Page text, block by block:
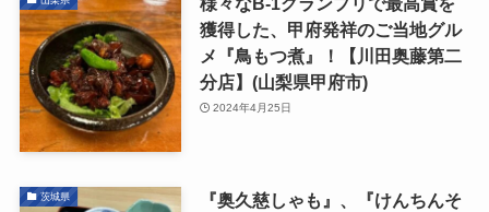
獲得した、甲府発祥のご当地グル
メ『鳥もつ煮』！【川田奥藤第二
分店】(山梨県甲府市)
2024年4月25日
茨城県
『奥久慈しゃも』、『けんちんそ